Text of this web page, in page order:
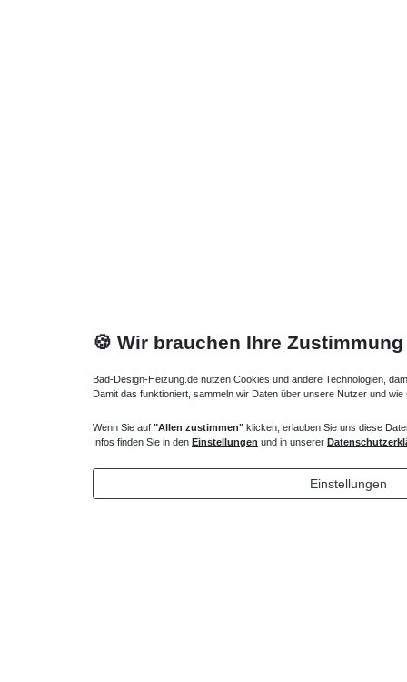
Duschtasse rund superflach 120 x 80 x 2,5 cm
R55
548,10 € *
*inkl. ges.
🍪 Wir brauchen Ihre Zustimmung
Bad-Design-Heizung.de nutzen Cookies und andere Technologien,
Damit das funktioniert, sammeln wir Daten über unsere Nutzer und
Wenn Sie auf "Allen zustimmen" klicken, erlauben Sie uns diese
Infos finden Sie in den Einstellungen und in unserer
Einstellungen